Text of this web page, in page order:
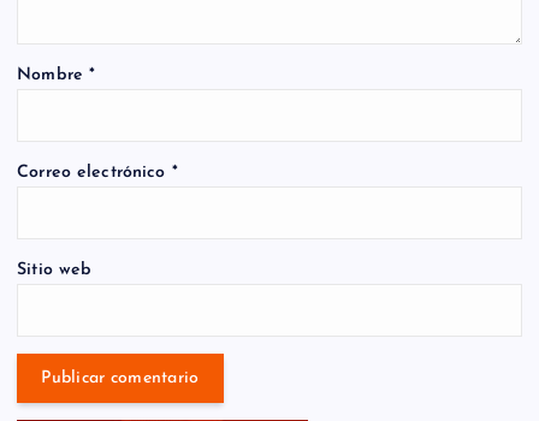
Nombre*
Correo electrónico *
Sitio web